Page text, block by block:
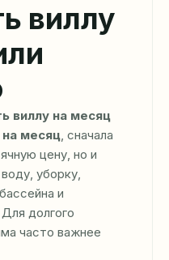
виллу
виллу на месяц
на месяц, сначала
цену, но и
уборку,
и
долгого
часто важнее